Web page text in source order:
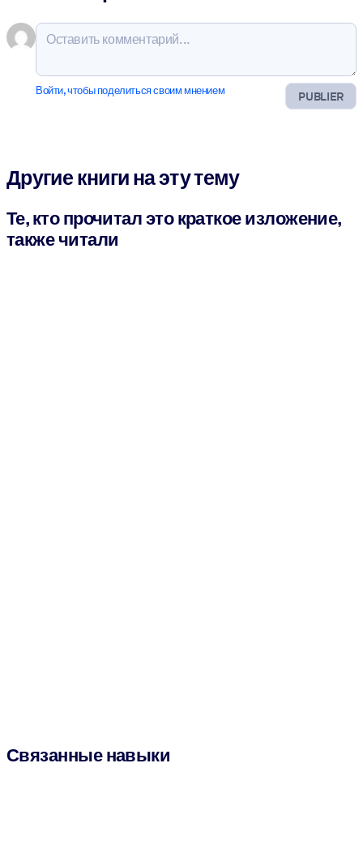
PUBLIER
Войти, чтобы поделиться своим мнением
Другие книги на эту тему
Те, кто прочитал это краткое изложение,
также читали
Связанные навыки